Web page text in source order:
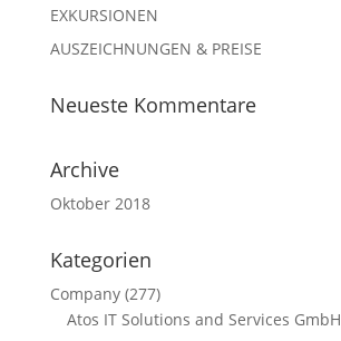
EXKURSIONEN
AUSZEICHNUNGEN & PREISE
Neueste Kommentare
Archive
Oktober 2018
Kategorien
Company(277)
Atos IT Solutions and Services GmbH